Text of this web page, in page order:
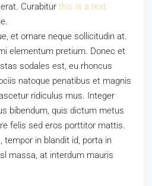
Curabitur this is a text
et ornare neque sollicitudin at.
elementum pretium. Donec et
sodales est, eu rhoncus
natoque penatibus et magnis
ridiculus mus. Integer
bibendum, quis dictum metus
felis sed eros porttitor mattis.
tempor in blandit id, porta in
massa, at interdum mauris